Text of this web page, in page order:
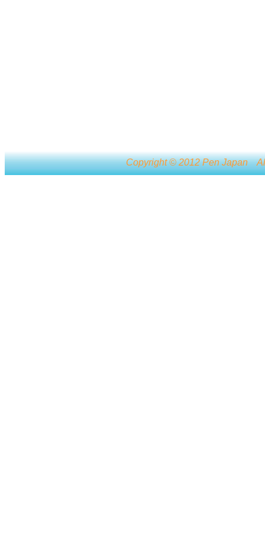
Copyright © 2012 Pen Japan